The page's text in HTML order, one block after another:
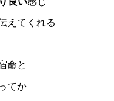
えてくれる
命と
てか